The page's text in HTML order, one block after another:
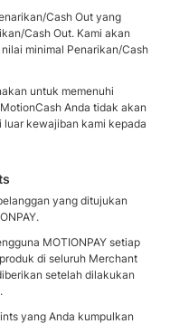
Cash Out yang
Cash Out. Kami akan
minimal Penarikan/Cash
untuk memenuhi
Anda tidak akan
kewajiban kami kepada
yang ditujukan
MOTIONPAY setiap
di seluruh Merchant
setelah dilakukan
yang Anda kumpulkan